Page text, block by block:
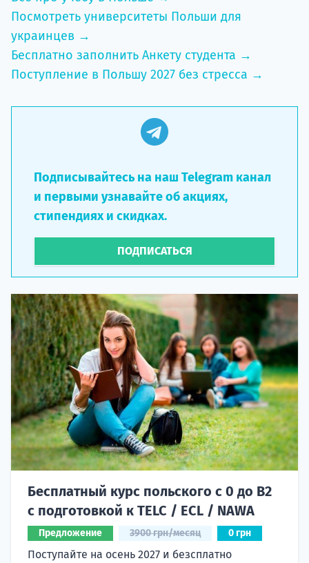
Посмотреть университеты Польши для
украинцев →
Бесплатно заполнить Анкету студента →
Поступление в Польшу 2027 без стресса →
Подписывайтесь на наш Telegram канал
и первыми узнавайте об акциях,
стипендиях и скидках.
ПОДПИСАТЬСЯ
Бесплатный курс польского с 0 до B2
с подготовкой к TELC / ECL / NAWA
Предложение 3900 грн/месяц 0 грн
Поступайте на осень 2027 и безсплатно